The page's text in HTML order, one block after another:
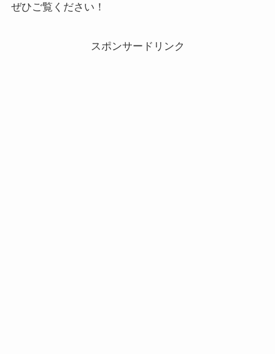
ぜひご覧ください！
スポンサードリンク